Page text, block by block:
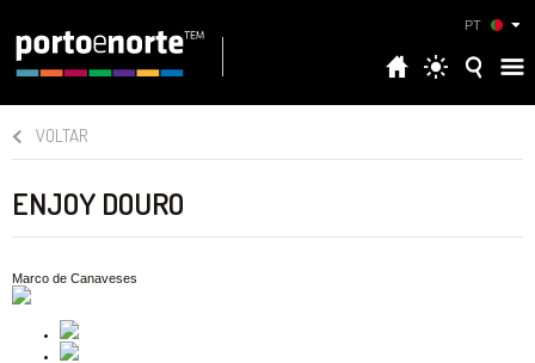
PT
VOLTAR
ENJOY DOURO
Marco de Canaveses